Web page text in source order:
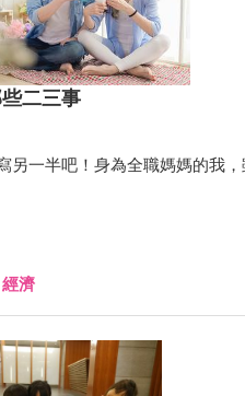
二三事
一半吧！身為全職媽媽的我
經濟